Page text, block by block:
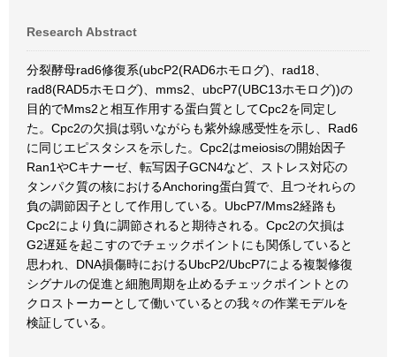
Research Abstract
分裂酵母rad6修復系(ubcP2(RAD6ホモログ)、rad18、
rad8(RAD5ホモログ)、mms2、ubcP7(UBC13ホモログ))の
目的でMms2と相互作用する蛋白質としてCpc2を同定し
た。Cpc2の欠損は弱いながらも紫外線感受性を示し、Rad6
に同じエピスタシスを示した。Cpc2はmeiosisの開始因子
Ran1やCキナーゼ、転写因子GCN4など、ストレス対応の
タンパク質の核におけるAnchoring蛋白質で、且つそれらの
負の調節因子として作用している。UbcP7/Mms2経路も
Cpc2により負に調節されると期待される。Cpc2の欠損は
G2遅延を起こすのでチェックポイントにも関係していると
思われ、DNA損傷時におけるUbcP2/UbcP7による複製修復
シグナルの促進と細胞周期を止めるチェックポイントとの
クロストーカーとして働いているとの我々の作業モデルを
検証している。